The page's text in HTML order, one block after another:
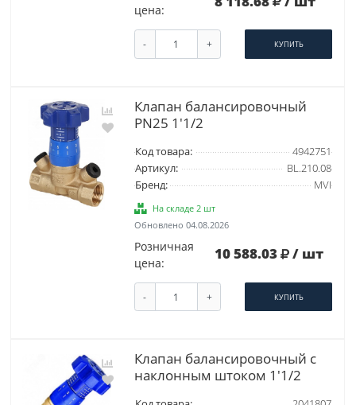
цена:
- + КУПИТЬ
Клапан балансировочный
PN25 1'1/2
Код товара:
4942751
Артикул:
BL.210.08
Бренд:
MVI
На складе 2 шт
Обновлено 04.08.2026
Розничная
цена:
10 588.03 / шт
- + КУПИТЬ
Клапан балансировочный с
наклонным штоком 1'1/2